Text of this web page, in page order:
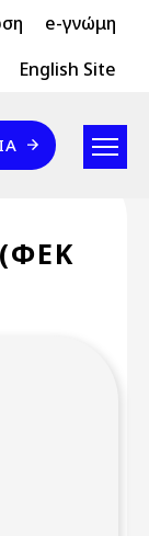
e-γνώμη
English Site